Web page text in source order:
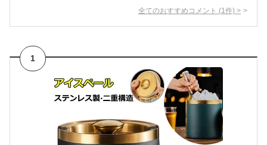
全てのおすすめコメント (1 件) >
1